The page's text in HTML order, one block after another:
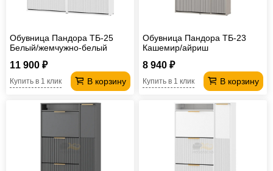
Обувница Пандора ТБ-25
Белый/жемчужно-белый
11 900 ₽
В корзину
Купить в 1 клик
Обувница Пандора ТБ-23
Кашемир/айриш
8 940 ₽
В корзину
Купить в 1 клик